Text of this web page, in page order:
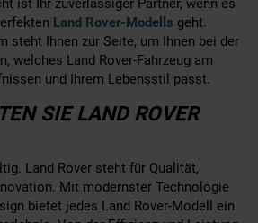
Land Rover-Modells geht.
steht Ihnen zur Seite, um Ihnen bei der
welches Land Rover-Fahrzeug am
und Ihrem Lebensstil passt.
SIE LAND ROVER
Land Rover steht für Qualität,
Mit modernster Technologie
bietet jedes Land Rover-Modell ein